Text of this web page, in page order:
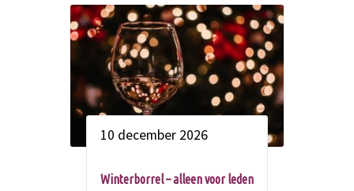
10 december 2026
Winterborrel – alleen voor leden